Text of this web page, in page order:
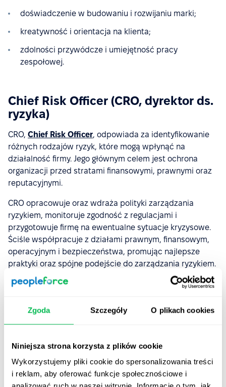
Zgoda Szczegóły O plikach cookies
Niniejsza strona korzysta z plików cookie
Wykorzystujemy pliki cookie do spersonalizowania treści
i reklam, aby oferować funkcje społecznościowe i
doświadczenie w budowaniu i rozwijaniu marki;
kreatywność i orientacja na klienta;
zdolności przywódcze i umiejętność pracy
zespołowej.
Chief Risk Officer (CRO, dyrektor ds.
ryzyka)
CRO, Chief Risk Officer, odpowiada za identyfikowanie
różnych rodzajów ryzyk, które mogą wpłynąć na
działalność firmy. Jego głównym celem jest ochrona
organizacji przed stratami finansowymi, prawnymi oraz
reputacyjnymi.
CRO opracowuje oraz wdraża polityki zarządzania
ryzykiem, monitoruje zgodność z regulacjami i
przygotowuje firmę na ewentualne sytuacje kryzysowe.
Ściśle współpracuje z działami prawnym, finansowym,
operacyjnym i bezpieczeństwa, promując najlepsze
praktyki oraz spójne podejście do zarządzania ryzykiem.
Jakie kompetencje i doświadczenie są niezbędne do
zarządzania ryzykiem;
zdolność do szybkiego podejmowania decyzji pod
presją;